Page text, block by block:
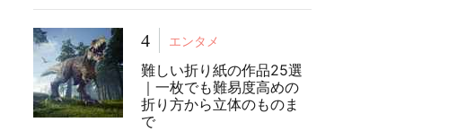
4 エンタメ
難しい折り紙の作品25選
｜一枚でも難易度高めの
折り方から立体のものま
で